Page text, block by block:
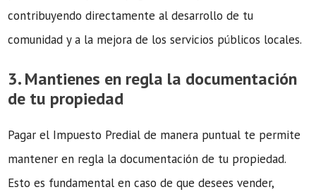
contribuyendo directamente al desarrollo de tu
comunidad y a la mejora de los servicios públicos locales.
3. Mantienes en regla la documentación
de tu propiedad
Pagar el Impuesto Predial de manera puntual te permite
mantener en regla la documentación de tu propiedad.
Esto es fundamental en caso de que desees vender,